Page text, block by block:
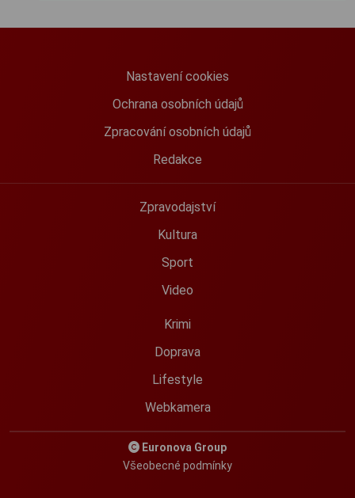
Nastavení cookies
Ochrana osobních údajů
Zpracování osobních údajů
Redakce
Zpravodajství
Kultura
Sport
Video
Krimi
Doprava
Lifestyle
Webkamera
Euronova Group
Všeobecné podmínky